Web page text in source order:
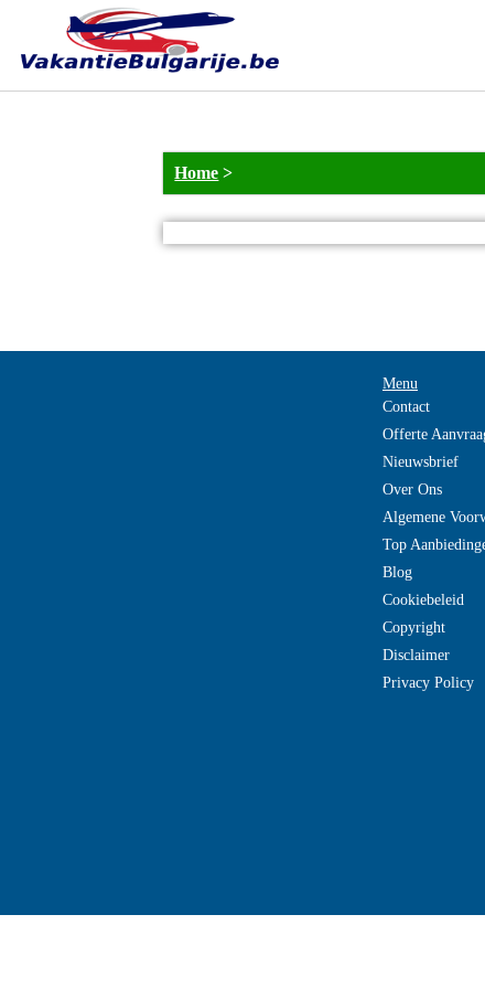
Home >
Menu
Contact
Offerte
Nieuwsbrief
Over Ons
Algemene
Top
Blog
Cookiebeleid
Copyright
Disclaimer
Privacy Policy